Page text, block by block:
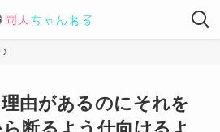
由があるのにそれを